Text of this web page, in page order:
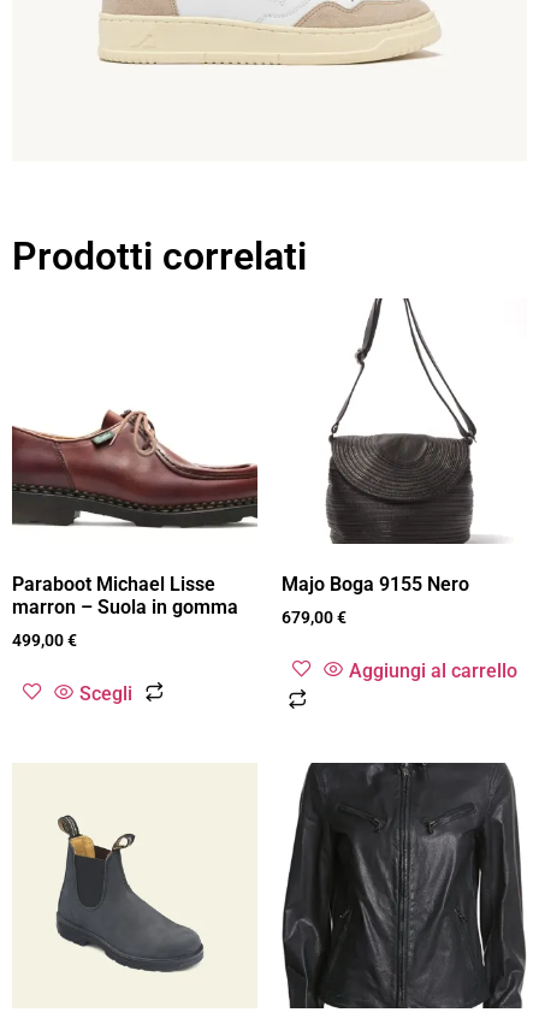
Prodotti correlati
Paraboot Michael Lisse
marron – Suola in gomma
499,00€
Scegli
Majo Boga 9155 Nero
679,00€
Aggiungi al carrello